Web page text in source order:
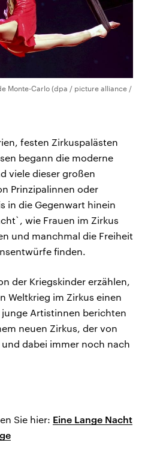
Monte-Carlo (dpa / picture alliance /
festen Zirkuspalästen
begann die moderne
viele dieser großen
Prinzipalinnen oder
in die Gegenwart hinein
wie Frauen im Zirkus
und manchmal die Freiheit
finden.
der Kriegskinder erzählen,
Weltkrieg im Zirkus einen
Artistinnen berichten
neuen Zirkus, der von
dabei immer noch nach
Sie hier: Eine Lange Nacht